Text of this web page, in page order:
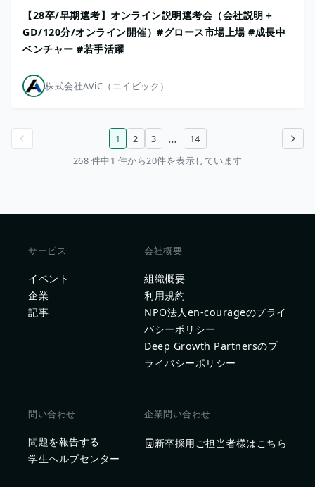
【28卒/早期選考】オンライン説明選考会（会社説明＋
GD/120分/オンライン開催）#グロース市場上場 #成長中
ベンチャー #若手活躍
株式会社AViC（エイビック）
次のページ
1 2 3 …
14
268 件中1 件から20件を表示しています
サービス
イベント
企業
記事
会社概要
組織概要
利用規約
NPO法人en-courageのプライ
バシーポリシー
Deep Growth Partnersのプ
ライバシーポリシー
問い合わせ
問題を報告する
学生ヘルプセンター
企業問い合わせ
新卒採用ご担当者様はこちら